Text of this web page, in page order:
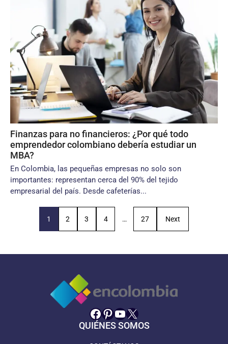
Finanzas para no financieros: ¿Por qué todo
emprendedor colombiano debería estudiar un
MBA?
En Colombia, las pequeñas empresas no solo son
importantes: representan cerca del 90% del tejido
empresarial del país. Desde cafeterías...
1 2 3 4 … 27 Next
Facebook
Pinterest
YouTube
X
QUIÉNES SOMOS